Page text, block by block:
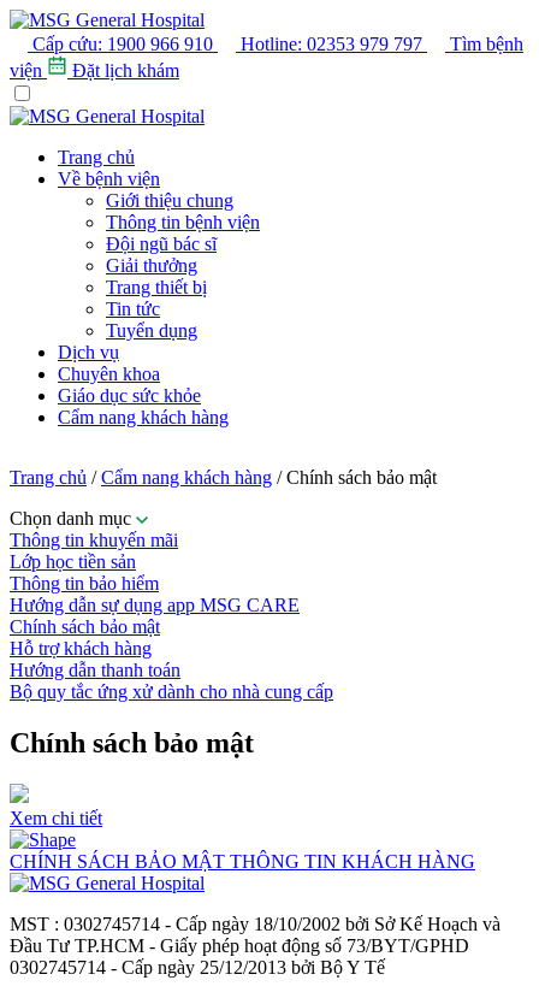
Cấp cứu: 1900 966 910 Hotline: 02353 979 797
Tìm bệnh
viện
Đặt lịch khám
Trang chủ
Về bệnh viện
Giới thiệu chung
Thông tin bệnh viện
Đội ngũ bác sĩ
Giải thưởng
Trang thiết bị
Tin tức
Tuyển dụng
Dịch vụ
Chuyên khoa
Giáo dục sức khỏe
Cẩm nang khách hàng
Trang chủ /Cẩm nang khách hàng /Chính sách bảo mật
Chọn danh mục
Thông tin khuyến mãi
Lớp học tiền sản
Thông tin bảo hiểm
Hướng dẫn sự dụng app MSG CARE
Chính sách bảo mật
Hỗ trợ khách hàng
Hướng dẫn thanh toán
Bộ quy tắc ứng xử dành cho nhà cung cấp
Chính sách bảo mật
Xem chi tiết
CHÍNH SÁCH BẢO MẬT THÔNG TIN KHÁCH HÀNG
MST : 0302745714 - Cấp ngày 18/10/2002 bởi Sở Kế Hoạch và
Đầu Tư TP.HCM - Giấy phép hoạt động số 73/BYT/GPHD
0302745714 - Cấp ngày 25/12/2013 bởi Bộ Y Tế